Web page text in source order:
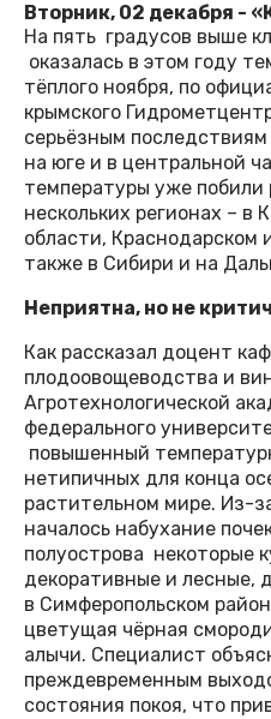
Вторник, 02 декабря -
На пять градусов выше
оказалась в этом году
тёплого ноября, по
крымского
серьёзным последствиям
на юге и в центральной
температуры уже побили
нескольких регионах – в
области, Краснодарском
также в Сибири и на
Неприятна, но не
Как рассказал доцент
плодоовощеводства и
Агротехнологической
федерального
повышенный
нетипичных для конца
растительном мире. Из-
началось набухание
полуострова некоторые
декоративные и лесные,
в Симферопольском
цветущая чёрная
алычи. Специалист
преждевременным
состояния покоя, что